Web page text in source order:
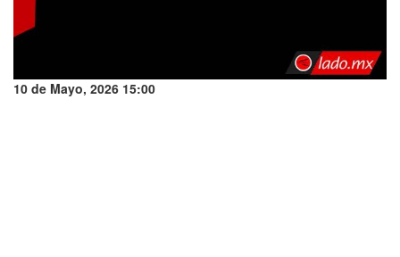
10 de Mayo, 2026 15:00